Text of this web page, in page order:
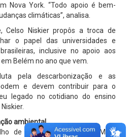
Nova York. “Todo apoio é bem-
climáticas”, analisa.
Celso Niskier propôs a troca de
o papel das universidades e
inclusive no apoio aos
Belém no ano que vem.
pela descarbonização e as
e devem contribuir para o
legado no cotidiano do ensino
ambiental
de Administração da ABMES,